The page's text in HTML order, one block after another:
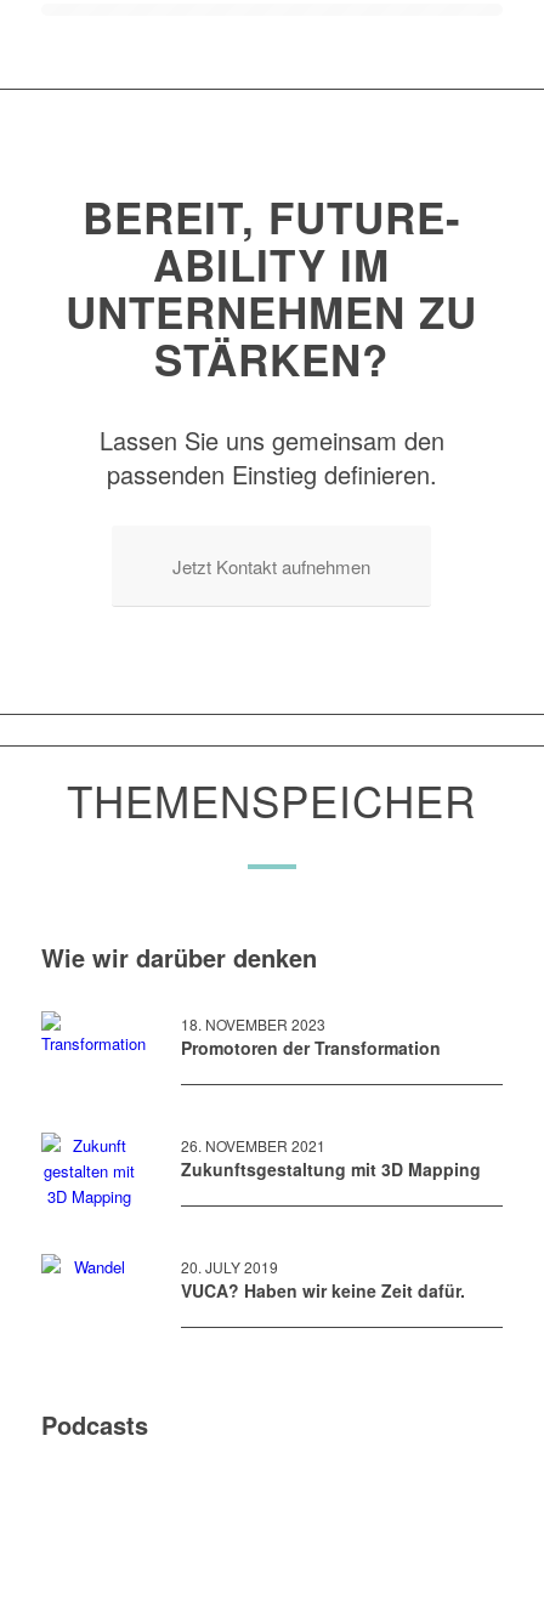
BEREIT, FUTURE-
ABILITY IM
UNTERNEHMEN ZU
STÄRKEN?
Lassen Sie uns gemeinsam den
passenden Einstieg definieren.
Jetzt Kontakt aufnehmen
THEMENSPEICHER
Wie wir darüber denken
18. NOVEMBER 2023
Promotoren der Transformation
26. NOVEMBER 2021
Zukunftsgestaltung mit 3D Mapping
20. JULY 2019
VUCA? Haben wir keine Zeit dafür.
Podcasts